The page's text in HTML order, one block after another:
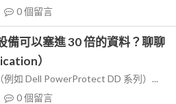
0個留言
備可以塞進 30 倍的資料？聊聊
）
如 Dell PowerProtect DD 系列）...
0個留言